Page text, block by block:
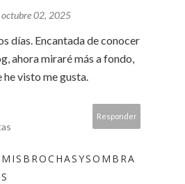
octubre 02, 2025
días. Encantada de conocer
ahora miraré más a fondo,
he visto me gusta.
Responder
MISBROCHASYSOMBRA
S